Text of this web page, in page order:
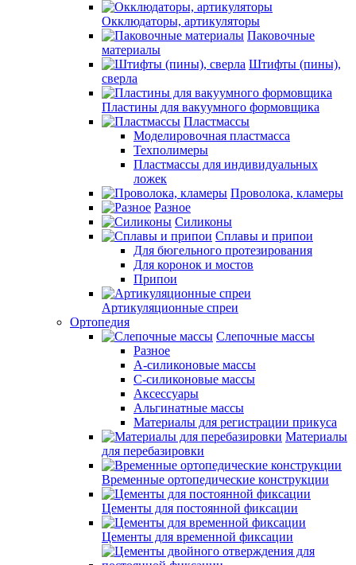
Окклюдаторы, артикуляторы
Паковочные
материалы
Штифты (пины),
сверла
Пластины для вакуумного формовщика
Пластмассы
Моделировочная пластмасса
Техполимеры
Пластмассы для индивидуальных
ложек
Проволока, кламеры
Разное
Силиконы
Сплавы и припои
Для бюгельного протезирования
Для коронок и мостов
Припои
Артикуляционные спреи
Ортопедия
Слепочные массы
Разное
А-силиконовые массы
С-силиконовые массы
Аксессуары
Альгинатные массы
Материалы для регистрации прикуса
Материалы
для перебазировки
Временные ортопедические конструкции
Цементы для постоянной фиксации
Цементы для временной фиксации